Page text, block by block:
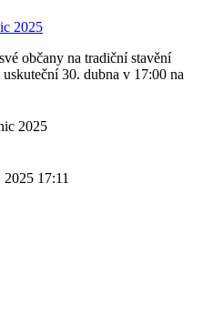
občany na tradiční stavění
30. dubna v 17:00 na
2025 17:11